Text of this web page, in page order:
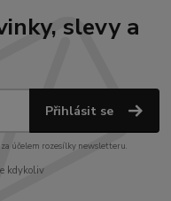
slevy a
Přihlásit se
účelem rozesílky newsletteru.
kdykoliv